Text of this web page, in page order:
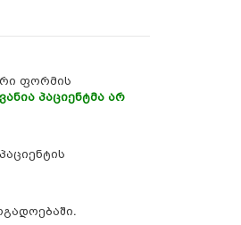
ფორმის
პაციენტმა არ